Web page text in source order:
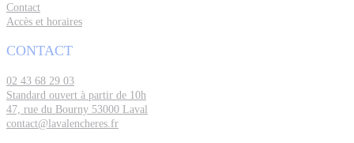
Contact
Accès et horaires
CONTACT
02 43 68 29 03
Standard ouvert à partir de 10h
47, rue du Bourny 53000 Laval
contact@lavalencheres.fr